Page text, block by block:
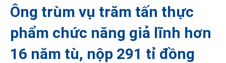
Ông trùm vụ trăm tấn thực
phẩm chức năng giả lĩnh hơn
16 năm tù, nộp 291 tỉ đồng